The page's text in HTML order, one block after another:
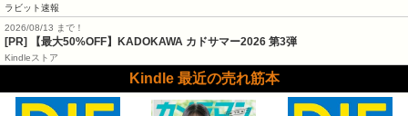
ラビット速報
2026/08/13 まで！
[PR] 【最大50%OFF】KADOKAWA カドサマー2026 第3弾
Kindleストア
Kindle 最近の売れ筋本